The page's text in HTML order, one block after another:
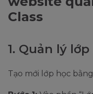
Class
1. Quản lý
Tạo mới lớp học